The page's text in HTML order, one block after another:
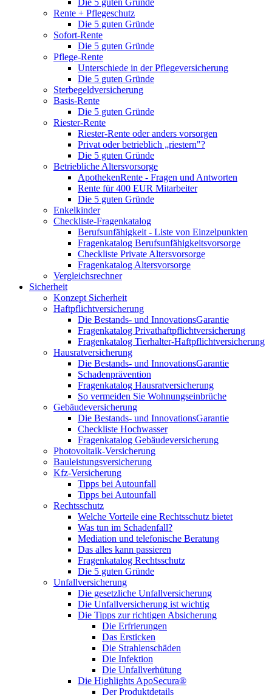
Die 5 guten Gründe
Rente + Pflegeschutz
Die 5 guten Gründe
Sofort-Rente
Die 5 guten Gründe
Pflege-Rente
Unterschiede in der Pflegeversicherung
Die 5 guten Gründe
Sterbegeldversicherung
Basis-Rente
Die 5 guten Gründe
Riester-Rente
Riester-Rente oder anders vorsorgen
Privat oder betrieblich „riestern"?
Die 5 guten Gründe
Betriebliche Altersvorsorge
ApothekenRente - Fragen und Antworten
Rente für 400 EUR Mitarbeiter
Die 5 guten Gründe
Enkelkinder
Checkliste-Fragenkatalog
Berufsunfähigkeit - Liste von Einzelpunkten
Fragenkatalog Berufsunfähigkeitsvorsorge
Checkliste Private Altersvorsorge
Fragenkatalog Altersvorsorge
Vergleichsrechner
Sicherheit
Konzept Sicherheit
Haftpflichtversicherung
Die Bestands- und InnovationsGarantie
Fragenkatalog Privathaftpflichtversicherung
Fragenkatalog Tierhalter-Haftpflichtversicherung
Hausratversicherung
Die Bestands- und InnovationsGarantie
Schadenprävention
Fragenkatalog Hausratversicherung
So vermeiden Sie Wohnungseinbrüche
Gebäudeversicherung
Die Bestands- und InnovationsGarantie
Checkliste Hochwasser
Fragenkatalog Gebäudeversicherung
Photovoltaik-Versicherung
Bauleistungsversicherung
Kfz-Versicherung
Tipps bei Autounfall
Tipps bei Autounfall
Rechtsschutz
Welche Vorteile eine Rechtsschutz bietet
Was tun im Schadenfall?
Mediation und telefonische Beratung
Das alles kann passieren
Fragenkatalog Rechtsschutz
Die 5 guten Gründe
Unfallversicherung
Die gesetzliche Unfallversicherung
Die Unfallversicherung ist wichtig
Die Tipps zur richtigen Absicherung
Die Erfrierungen
Das Ersticken
Die Strahlenschäden
Die Infektion
Die Unfallverhütung
Die Highlights ApoSecura®
Der Produktdetails